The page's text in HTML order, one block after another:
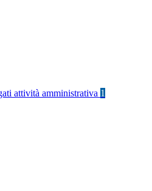
attività amministrativa 1